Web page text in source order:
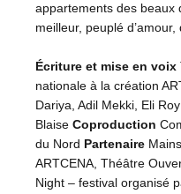
appartements des beaux
meilleur, peuplé
Écriture et mise en voix
nationale à la création
Dariya, Adil Mekki, Eli Roy
Blaise Coproduction
du Nord Partenaire
ARTCENA, Théâtre
Night – festival organisé